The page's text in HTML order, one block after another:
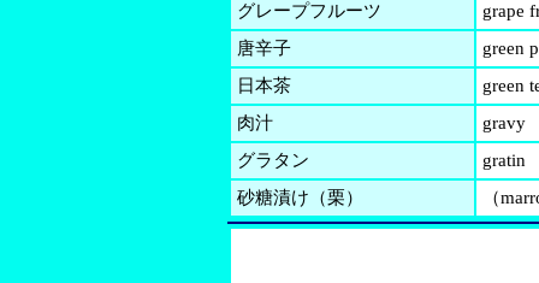
グレープフルーツ
grape
唐辛子
green
日本茶
green
肉汁
gravy
グラタン
gratin
砂糖漬け（栗）
（